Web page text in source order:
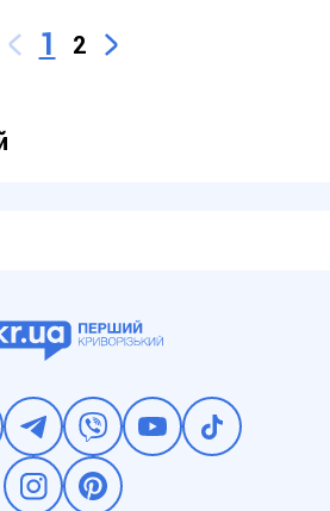
1 2